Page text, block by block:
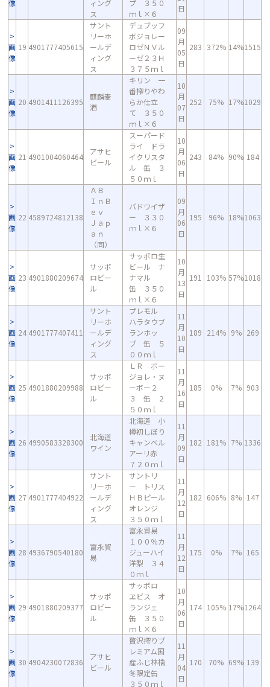
像
ィング
ス
プ ３５０
ｍｌ×６
日
画
像
19 4901777405615
サント
リーホ
ールデ
ィング
ス
デュブッフ
ボジョレー
ロゼＮＶル
ーゼ２３Ｈ
３７５ｍｌ
09
月
05
日
283 372% 14%1515
画
像
20 4901411126395
麒麟麦
酒
キリン 一
番搾りやわ
らか仕立
て ３５０
ｍｌ×６
10
月
07
日
252 75% 17%1029
画
像
21 4901004060464
アサヒ
ビール
スーパード
ライ ドラ
イクリスタ
ル 缶 ３
５０ｍｌ
10
月
06
日
243 84% 90% 184
画
像
22 4589724812138
ＡＢ
ＩｎＢ
ｅｖ
Ｊａｐ
ａｎ
（同）
バドワイザ
ー ３３０
ｍｌ×６
09
月
06
日
195 96% 18%1063
画
像
23 4901880209674
サッポ
ロビー
ル
サッポロ生
ビール ナ
ナマル
缶 ３５０
ｍｌ×６
10
月
13
日
191 103% 57%1018
画
像
24 4901777407411
サント
リーホ
ールデ
ィング
ス
プレモル
ハラタウブ
ランホッ
プ 缶 ５
００ｍｌ
11
月
10
日
189 214% 9% 269
画
像
25 4901880209988
サッポ
ロビー
ル
ＬＲ ボー
ジョレ・ヌ
ーボー２
３ 缶 ２
５０ｍｌ
11
月
16
日
185 0% 7% 903
画
像
26 4990583328300
北海道
ワイン
北海道 小
樽初しぼり
キャンベル
アーリ赤
７２０ｍｌ
11
月
09
日
182 181% 7% 1336
画
像
27 4901777404922
サント
リーホ
ールデ
ィング
ス
サントリ
ー トリス
ＨＢピール
オレンジ
３５０ｍｌ
11
月
12
日
182 606% 8% 147
画
像
28 4936790540180
富永貿
易
富永貿易
１００％カ
ジューハイ
洋梨 ３４
０ｍｌ
11
月
12
日
175 0% 7% 165
画
像
29 4901880209377
サッポ
ロビー
ル
サッポロ
ヱビス オ
ランジェ
缶 ３５０
ｍｌ×６
10
月
06
日
174 105% 17%1264
画
像
30 4904230072836
アサヒ
ビール
贅沢搾りプ
レミアム国
産ふじ林檎
冬限定缶
３５０ｍｌ
11
月
04
日
170 70% 69% 139